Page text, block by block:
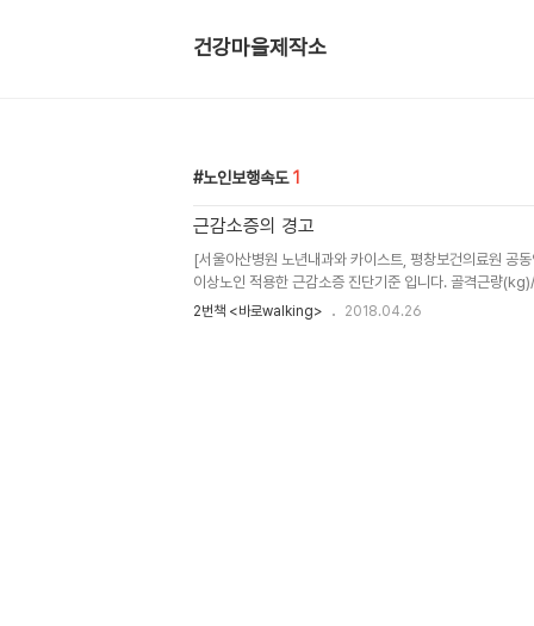
건강마을제작소
노인보행속도 1
근감소증의 경고
[서울아산병원 노년내과와 카이스트, 평창보건의료원 공
이상노인 적용한 근감소증 진단기준 입니다. 골격근량
골격근량은 체성분검사를 해야 알수 있..
2번책 <바로walking> 2018.04.26